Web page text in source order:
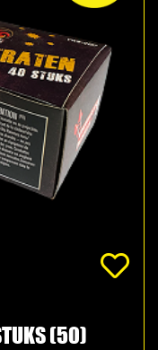
(50)